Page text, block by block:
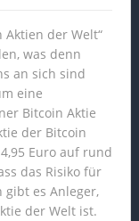
der Welt“
was denn
an sich sind
eine
Bitcoin Aktie
der Bitcoin
Euro auf rund
das Risiko für
gibt es Anleger,
der Welt ist.